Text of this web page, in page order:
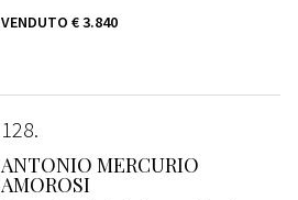
VENDUTO € 3.840
128
ANTONIO MERCURIO
AMOROSI